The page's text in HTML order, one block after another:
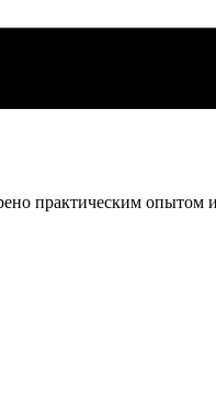
практическим опытом